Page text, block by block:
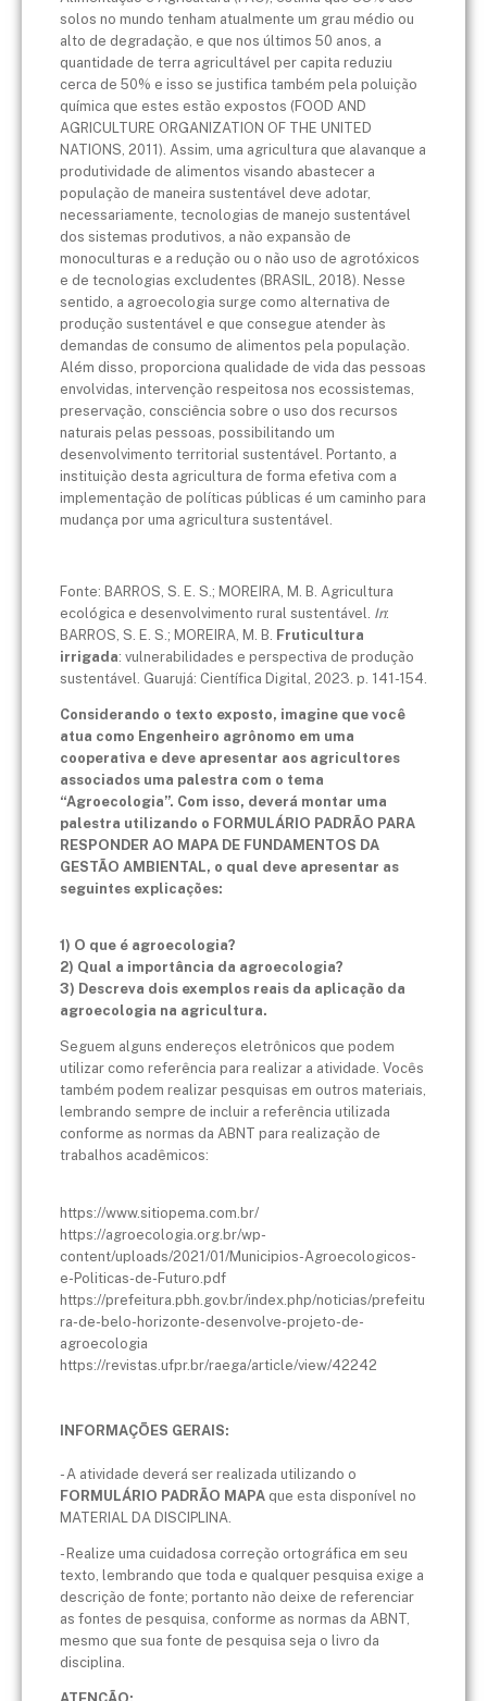
solos no mundo tenham atualmente um grau médio ou
alto de degradação, e que nos últimos 50 anos, a
quantidade de terra agricultável per capita reduziu
cerca de 50% e isso se justifica também pela poluição
química que estes estão expostos (FOOD AND
AGRICULTURE ORGANIZATION OF THE UNITED
NATIONS, 2011). Assim, uma agricultura que alavanque a
produtividade de alimentos visando abastecer a
população de maneira sustentável deve adotar,
necessariamente, tecnologias de manejo sustentável
dos sistemas produtivos, a não expansão de
monoculturas e a redução ou o não uso de agrotóxicos
e de tecnologias excludentes (BRASIL, 2018). Nesse
sentido, a agroecologia surge como alternativa de
produção sustentável e que consegue atender às
demandas de consumo de alimentos pela população.
Além disso, proporciona qualidade de vida das pessoas
envolvidas, intervenção respeitosa nos ecossistemas,
preservação, consciência sobre o uso dos recursos
naturais pelas pessoas, possibilitando um
desenvolvimento territorial sustentável. Portanto, a
instituição desta agricultura de forma efetiva com a
implementação de políticas públicas é um caminho para
mudança por uma agricultura sustentável.
Fonte: BARROS, S. E. S.; MOREIRA, M. B. Agricultura
ecológica e desenvolvimento rural sustentável. In:
BARROS, S. E. S.; MOREIRA, M. B. Fruticultura
irrigada: vulnerabilidades e perspectiva de produção
sustentável. Guarujá: Científica Digital, 2023. p. 141-154.
Considerando o texto exposto, imagine que você
atua como Engenheiro agrônomo em uma
cooperativa e deve apresentar aos agricultores
associados uma palestra com o tema
“Agroecologia”. Com isso, deverá montar uma
palestra utilizando o FORMULÁRIO PADRÃO PARA
RESPONDER AO MAPA DE FUNDAMENTOS DA
GESTÃO AMBIENTAL, o qual deve apresentar as
seguintes explicações:
1) O que é agroecologia?
2) Qual a importância da agroecologia?
3) Descreva dois exemplos reais da aplicação da
agroecologia na agricultura.
Seguem alguns endereços eletrônicos que podem
utilizar como referência para realizar a atividade. Vocês
também podem realizar pesquisas em outros materiais,
lembrando sempre de incluir a referência utilizada
conforme as normas da ABNT para realização de
trabalhos acadêmicos:
https://www.sitiopema.com.br/
https://agroecologia.org.br/wp-
content/uploads/2021/01/Municipios-Agroecologicos-
e-Politicas-de-Futuro.pdf
https://prefeitura.pbh.gov.br/index.php/noticias/prefeitu
ra-de-belo-horizonte-desenvolve-projeto-de-
agroecologia
https://revistas.ufpr.br/raega/article/view/42242
INFORMAÇÕES GERAIS:
- A atividade deverá ser realizada utilizando o
FORMULÁRIO PADRÃO MAPA que esta disponível no
MATERIAL DA DISCIPLINA.
- Realize uma cuidadosa correção ortográfica em seu
texto, lembrando que toda e qualquer pesquisa exige a
descrição de fonte; portanto não deixe de referenciar
as fontes de pesquisa, conforme as normas da ABNT,
mesmo que sua fonte de pesquisa seja o livro da
disciplina.